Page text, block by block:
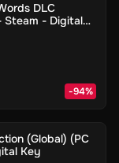
DLC
Steam - Digital
-94%
(Global) (PC
Key